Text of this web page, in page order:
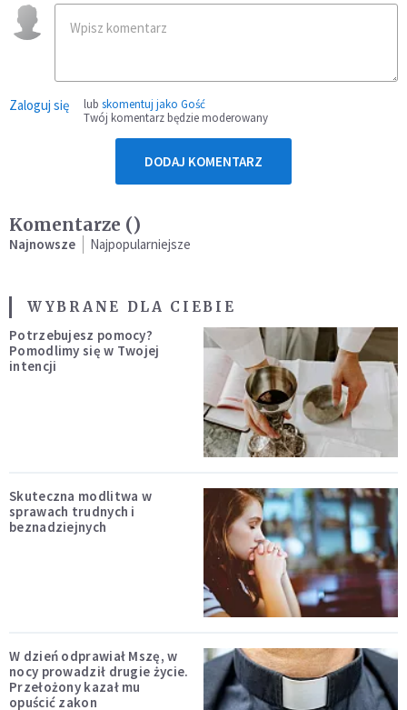
Zaloguj się lub skomentuj jako Gość
Twój komentarz będzie moderowany
DODAJ KOMENTARZ
Komentarze ()
Najnowsze Najpopularniejsze
WYBRANE DLA CIEBIE
Potrzebujesz pomocy?
Pomodlimy się w Twojej
intencji
Skuteczna modlitwa w
sprawach trudnych i
beznadziejnych
W dzień odprawiał Mszę, w
nocy prowadził drugie życie.
Przełożony kazał mu
opuścić zakon